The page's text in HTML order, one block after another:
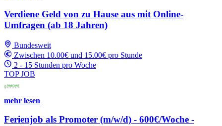
Verdiene Geld von zu Hause aus mit Online-
Umfragen (ab 18 Jahren)
Bundesweit
Zwischen 10.00€ und 15.00€ pro Stunde
2 - 15 Stunden pro Woche
TOP JOB
mehr lesen
Ferienjob als Promoter (m/w/d) - 600€/Woche -